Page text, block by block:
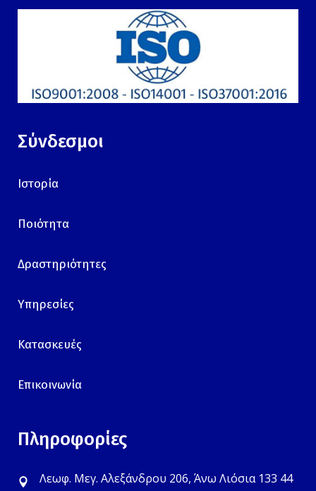
Σύνδεσμοι
Ιστορία
Ποιότητα
Δραστηριότητες
Υπηρεσίες
Κατασκευές
Επικοινωνία
Πληροφορίες
Λεωφ. Μεγ. Αλεξάνδρου 206, Άνω Λιόσια 133 44